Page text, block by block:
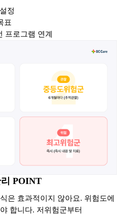
정
표
프로그램 연계
POINT
은 효과적이지 않아요. 위험도에
합니다. 저위험군부터